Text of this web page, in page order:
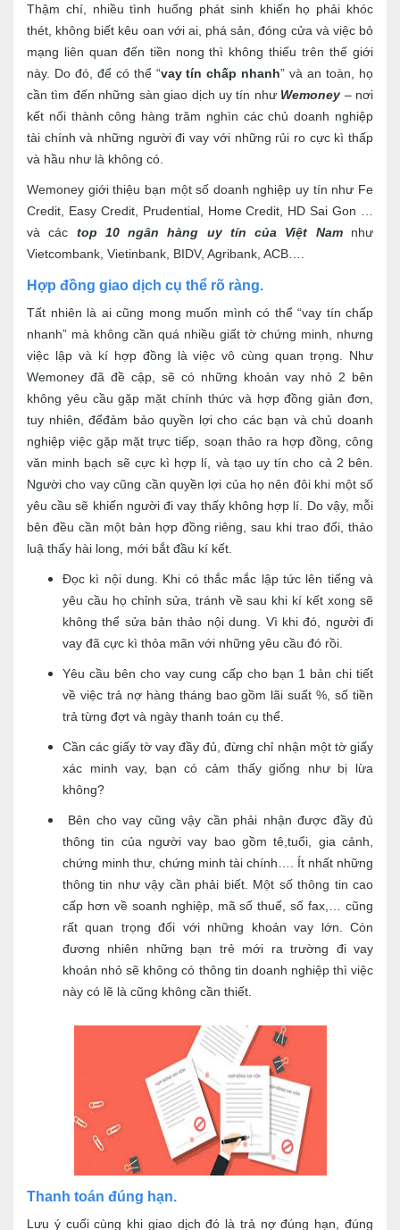
Thậm chí, nhiều tình huống phát sinh khiến họ phải khóc
thét, không biết kêu oan với ai, phá sản, đóng cửa và việc bỏ
mạng liên quan đến tiền nong thì không thiếu trên thế giới
này. Do đó, để có thể “vay tín chấp nhanh” và an toàn, họ
cần tìm đến những sàn giao dịch uy tín như Wemoney – nơi
kết nối thành công hàng trăm nghìn các chủ doanh nghiệp
tài chính và những người đi vay với những rủi ro cực kì thấp
và hầu như là không có.
Wemoney giới thiệu bạn một số doanh nghiệp uy tín như Fe
Credit, Easy Credit, Prudential, Home Credit, HD Sai Gon …
và các top 10 ngân hàng uy tín của Việt Namnhư
Vietcombank, Vietinbank, BIDV, Agribank, ACB….
Hợp đồng giao dịch cụ thể rõ ràng.
Tất nhiên là ai cũng mong muốn mình có thể “vay tín chấp
nhanh” mà không cần quá nhiều giất tờ chứng minh, nhưng
việc lập và kí hợp đồng là việc vô cùng quan trọng. Như
Wemoney đã đề cập, sẽ có những khoản vay nhỏ 2 bên
không yêu cầu gặp mặt chính thức và hợp đồng giản đơn,
tuy nhiên, đểđảm bảo quyền lợi cho các bạn và chủ doanh
nghiệp việc gặp mặt trực tiếp, soạn thảo ra hợp đồng, công
văn minh bạch sẽ cực kì hợp lí, và tạo uy tín cho cả 2 bên.
Người cho vay cũng cần quyền lợi của họ nên đôi khi một số
yêu cầu sẽ khiến người đi vay thấy không hợp lí. Do vậy, mỗi
bên đều cần một bản hợp đồng riêng, sau khi trao đổi, thảo
luậ thấy hài long, mới bắt đầu kí kết.
Đọc kì nội dung. Khi có thắc mắc lập tức lên tiếng và
yêu cầu họ chỉnh sửa, tránh về sau khi kí kết xong sẽ
không thể sửa bản thảo nội dung. Vì khi đó, người đi
vay đã cực kì thỏa mãn với những yêu cầu đó rồi.
Yêu cầu bên cho vay cung cấp cho bạn 1 bản chi tiết
về việc trả nợ hàng tháng bao gồm lãi suất %, số tiền
trả từng đợt và ngày thanh toán cụ thể.
Cần các giấy tờ vay đầy đủ, đừng chỉ nhận một tờ giấy
xác minh vay, bạn có cảm thấy giống như bị lừa
không?
Bên cho vay cũng vậy cần phải nhận được đầy đủ
thông tin của người vay bao gồm tê,tuổi, gia cảnh,
chứng minh thư, chứng minh tài chính…. Ít nhất những
thông tin như vậy cần phải biết. Một số thông tin cao
cấp hơn về soanh nghiệp, mã số thuế, số fax,… cũng
rất quan trọng đối với những khoản vay lớn. Còn
đương nhiên những bạn trẻ mới ra trường đi vay
khoản nhỏ sẽ không có thông tin doanh nghiệp thì việc
này có lẽ là cũng không cần thiết.
Thanh toán đúng hạn.
Lưu ý cuối cùng khi giao dịch đó là trả nợ đúng hạn, đúng